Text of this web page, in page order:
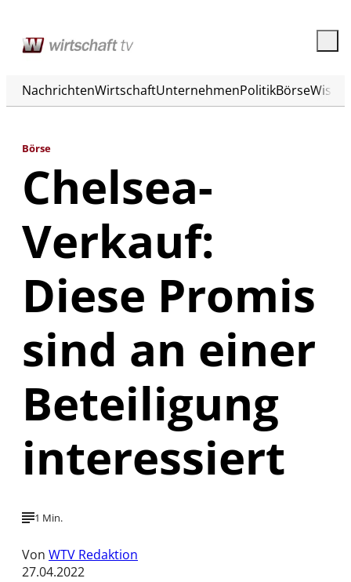
NachrichtenWirtschaftUnternehmenPolitikBörse
Börse
Chelsea-
Verkauf:
Diese Promis
sind an einer
Beteiligung
interessiert
1 Min.
Von WTV Redaktion
27.04.2022